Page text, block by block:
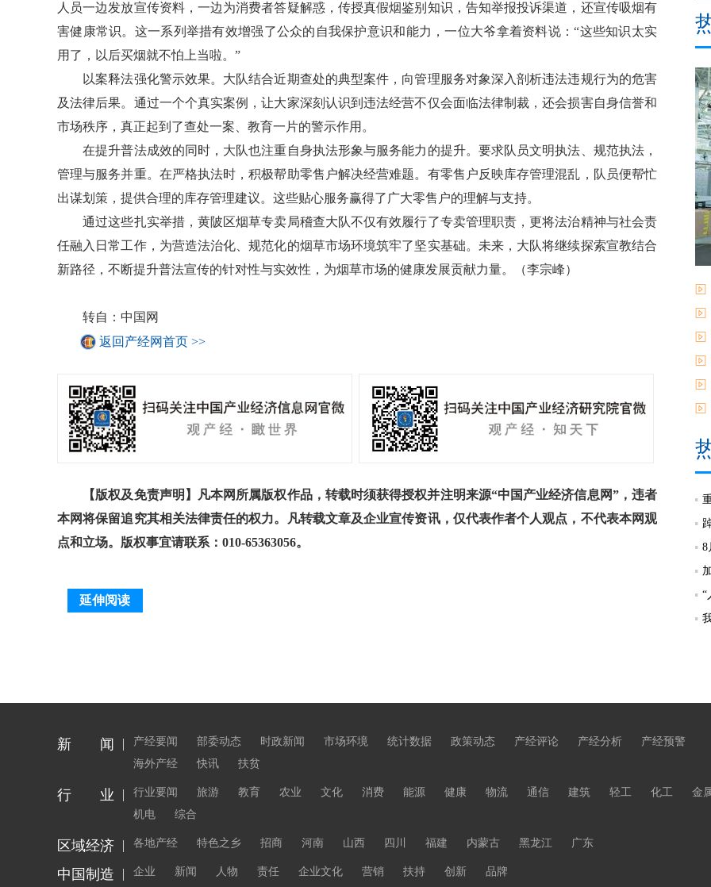
人员一边发放宣传资料，一边为消费者答疑解惑，传授真假烟鉴别知识，告知举报投诉渠道，还宣传吸烟有
害健康常识。这一系列举措有效增强了公众的自我保护意识和能力，一位大爷拿着资料说：“这些知识太实
用了，以后买烟就不怕上当啦。”
以案释法强化警示效果。大队结合近期查处的典型案件，向管理服务对象深入剖析违法违规行为的危害
及法律后果。通过一个个真实案例，让大家深刻认识到违法经营不仅会面临法律制裁，还会损害自身信誉和
市场秩序，真正起到了查处一案、教育一片的警示作用。
在提升普法成效的同时，大队也注重自身执法形象与服务能力的提升。要求队员文明执法、规范执法，
管理与服务并重。在严格执法时，积极帮助零售户解决经营难题。有零售户反映库存管理混乱，队员便帮忙
出谋划策，提供合理的库存管理建议。这些贴心服务赢得了广大零售户的理解与支持。
通过这些扎实举措，黄陂区烟草专卖局稽查大队不仅有效履行了专卖管理职责，更将法治精神与社会责
任融入日常工作，为营造法治化、规范化的烟草市场环境筑牢了坚实基础。未来，大队将继续探索宣教结合
新路径，不断提升普法宣传的针对性与实效性，为烟草市场的健康发展贡献力量。（李宗峰）
转自：中国网
返回产经网首页 >>
【版权及免责声明】凡本网所属版权作品，转载时须获得授权并注明来源“中国产业经济信息网”，违者
本网将保留追究其相关法律责任的权力。凡转载文章及企业宣传资讯，仅代表作者个人观点，不代表本网观
点和立场。版权事宜请联系：010-65363056。
延伸阅读
8
“
新 闻 产经要闻 部委动态 时政新闻 市场环境 统计数据 政策动态 产经评论 产经分析
产经预警
海外产经
快讯 扶贫
行 业 行业要闻 旅游 教育 农业 文化 消费 能源 健康 物流 通信 建筑 轻工 化工
金
机电
综合
区域经济 各地产经 特色之乡 招商 河南 山西 四川 福建 内蒙古 黑龙江 广东
中国制造 企业 新闻 人物 责任 企业文化 营销 扶持 创新 品牌